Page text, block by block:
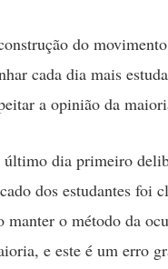
do
cada dia mais
a opinião da
dia primeiro
dos estudantes foi
manter o método da
e este é um erro